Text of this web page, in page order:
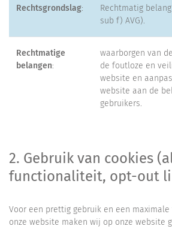
Rechtsgrondslag:
Rechtmatig
sub f) AVG).
Rechtmatige
belangen:
waarborgen van
de foutloze en
website en
website aan de
gebruikers.
2. Gebruik van cookies
functionaliteit, opt-out
Voor een prettig gebruik en een
onze website maken wij op onze website